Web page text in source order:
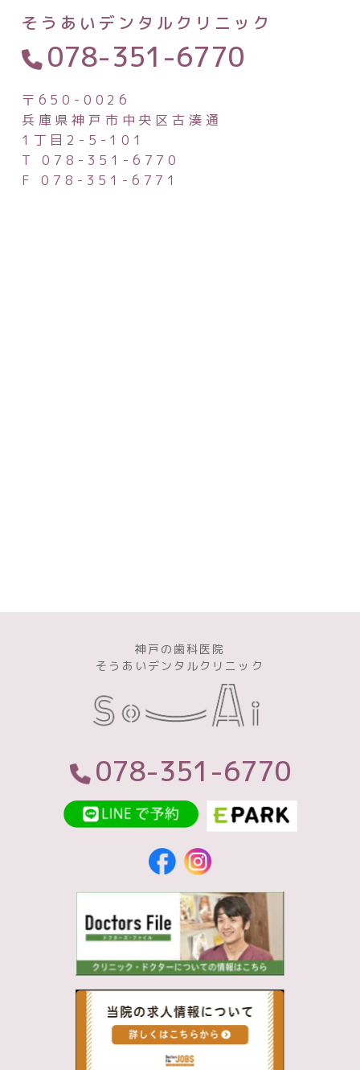
そうあいデンタルクリニック
078-351-6770
〒650-0026
兵庫県神戸市中央区古湊通
1丁目2-5-101
T 078-351-6770
F 078-351-6771
神戸の歯科医院
そうあいデンタルクリニック
078-351-6770